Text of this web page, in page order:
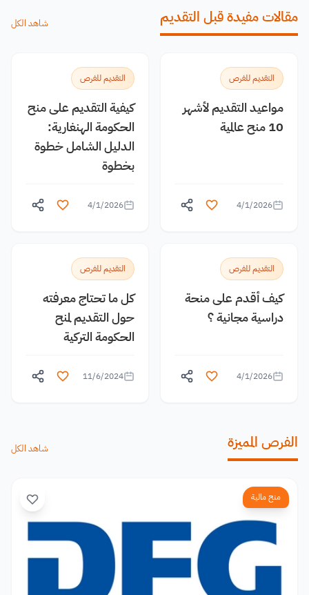
مقالات مفيدة قبل التقديم شاهد الكل
التقديم للفرص
مواعيد التقديم لأشهر
10 منح عالمية
4/1/2026
التقديم للفرص
كيفية التقديم على منح
الحكومة الهنغارية:
الدليل الشامل خطوة
بخطوة
4/1/2026
التقديم للفرص
كيف أقدم على منحة
دراسية مجانية ؟
4/1/2026
التقديم للفرص
كل ما تحتاج معرفته
حول التقديم لمنح
الحكومة التركية
11/6/2024
الفرص المميزة شاهد الكل
منح مالية